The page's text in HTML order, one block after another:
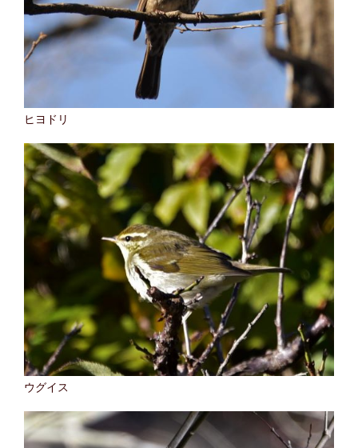
ヒヨドリ
ウグイス